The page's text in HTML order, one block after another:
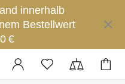
innerhalb
Bestellwert
€